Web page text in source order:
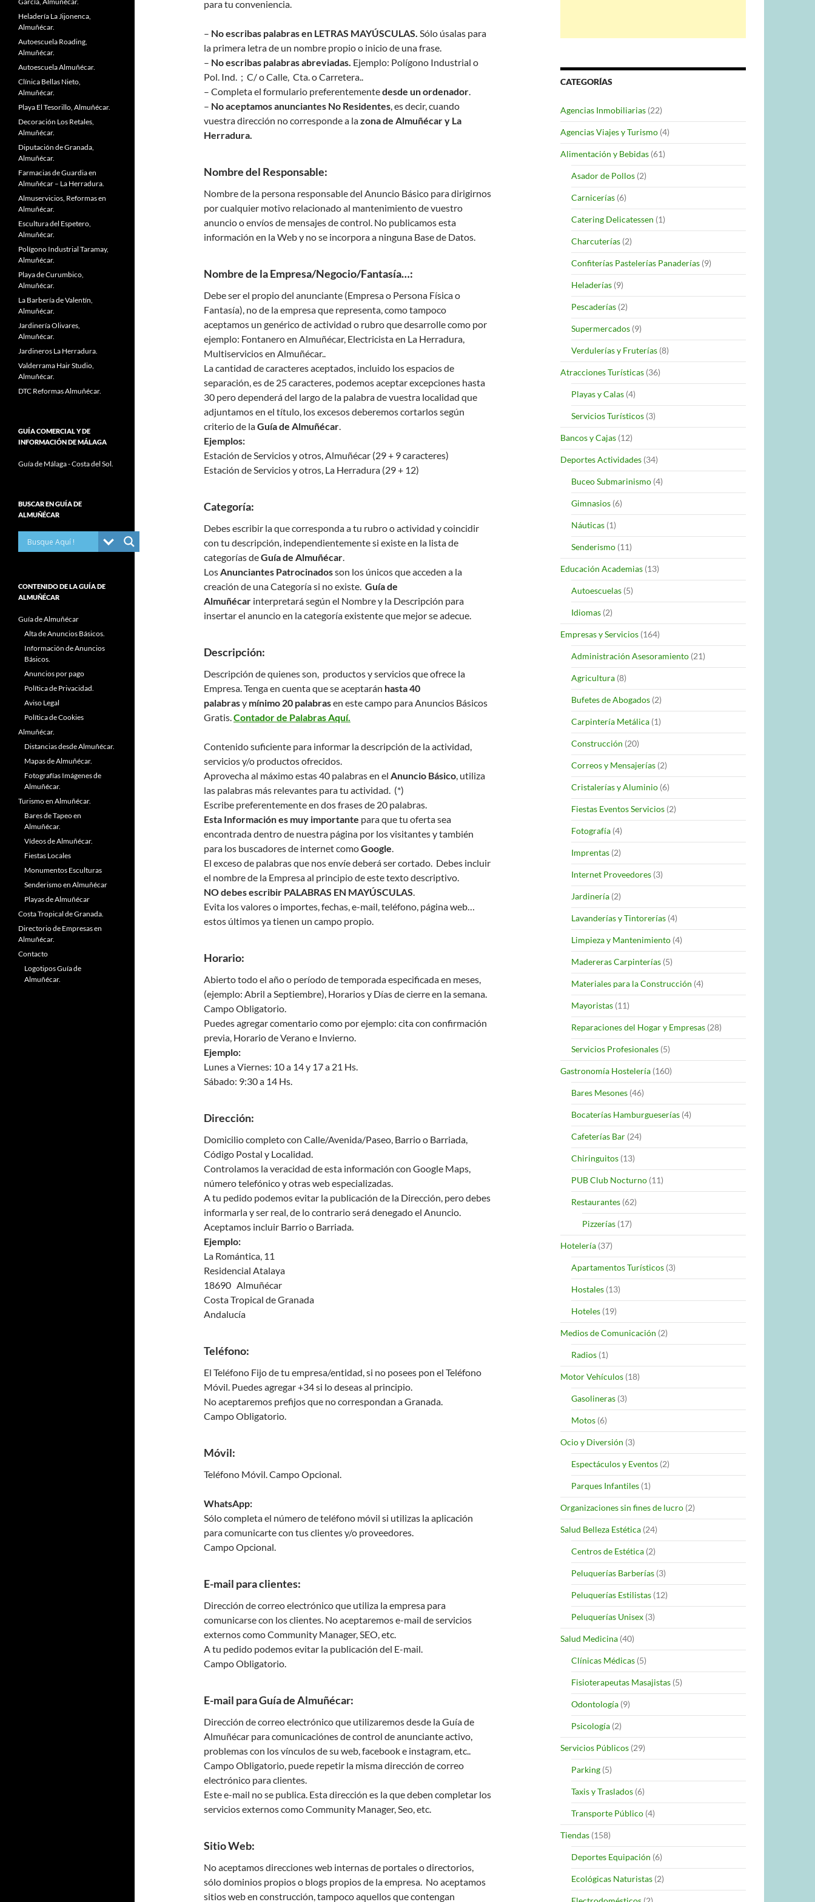
para tu conveniencia.
– No escribas palabras en LETRAS MAYÚSCULAS. Sólo úsalas para
la primera letra de un nombre propio o inicio de una frase.
– No escribas palabras abreviadas. Ejemplo: Polígono Industrial o
Pol. Ind. ; C/ o Calle, Cta. o Carretera..
– Completa el formulario preferentementedesde un ordenador.
– No aceptamos anunciantes No Residentes, es decir, cuando
vuestra dirección no corresponde a lazona de Almuñécar y La
Herradura.
Nombre del Responsable:
Nombre de la persona responsable del Anuncio Básico para dirigirnos
por cualquier motivo relacionado al mantenimiento de vuestro
anuncio o envíos de mensajes de control. No publicamos esta
información en la Web y no se incorpora a ninguna Base de Datos.
Nombre de la Empresa/Negocio/Fantasía…:
Debe ser el propio del anunciante (Empresa o Persona Física o
Fantasía), no de la empresa que representa, como tampoco
aceptamos un genérico de actividad o rubro que desarrolle como por
ejemplo: Fontanero en Almuñécar, Electricista en La Herradura,
Multiservicios en Almuñécar..
La cantidad de caracteres aceptados, incluido los espacios de
separación, es de 25 caracteres, podemos aceptar excepciones hasta
30 pero dependerá del largo de la palabra de vuestra localidad que
adjuntamos en el título, los excesos deberemos cortarlos según
criterio de laGuía de Almuñécar.
Ejemplos:
Estación de Servicios y otros, Almuñécar (29 + 9 caracteres)
Estación de Servicios y otros, La Herradura (29 + 12)
Categoría:
Debes escribir la que corresponda a tu rubro o actividad y coincidir
con tu descripción, independientemente si existe en la lista de
categorías deGuía de Almuñécar.
LosAnunciantes Patrocinadosson los únicos que acceden a la
creación de una Categoría si no existe. Guía de
Almuñécar interpretará según el Nombre y la Descripción para
insertar el anuncio en la categoría existente que mejor se adecue.
Descripción:
Descripción de quienes son, productos y servicios que ofrece la
Empresa. Tenga en cuenta que se aceptarán hasta 40
palabrasy mínimo 20 palabrasen este campo para Anuncios Básicos
Gratis.Contador de Palabras Aquí.
Contenido suficiente para informar la descripción de la actividad,
servicios y/o productos ofrecidos.
Aprovecha al máximo estas 40 palabras en el Anuncio Básico, utiliza
las palabras más relevantes para tu actividad. (*)
Escribe preferentemente en dos frases de 20 palabras.
Esta Información es muy importante para que tu oferta sea
encontrada dentro de nuestra página por los visitantes y también
para los buscadores de internet comoGoogle.
El exceso de palabras que nos envíe deberá ser cortado. Debes incluir
el nombre de la Empresa al principio de este texto descriptivo.
NO debes escribir PALABRAS EN MAYÚSCULAS.
Evita los valores o importes, fechas, e-mail, teléfono, página web…
estos últimos ya tienen un campo propio.
Horario:
Abierto todo el año o período de temporada especificada en meses,
(ejemplo: Abril a Septiembre), Horarios y Días de cierre en la semana.
Campo Obligatorio.
Puedes agregar comentario como por ejemplo: cita con confirmación
previa, Horario de Verano e Invierno.
Ejemplo:
Lunes a Viernes: 10 a 14 y 17 a 21 Hs.
Sábado: 9:30 a 14 Hs.
Dirección:
Domicilio completo con Calle/Avenida/Paseo, Barrio o Barriada,
Código Postal y Localidad.
Controlamos la veracidad de esta información con Google Maps,
número telefónico y otras web especializadas.
A tu pedido podemos evitar la publicación de la Dirección, pero debes
informarla y ser real, de lo contrario será denegado el Anuncio.
Aceptamos incluir Barrio o Barriada.
Ejemplo:
La Romántica, 11
Residencial Atalaya
18690 Almuñécar
Costa Tropical de Granada
Andalucía
Teléfono:
El Teléfono Fijo de tu empresa/entidad, si no posees pon el Teléfono
Móvil. Puedes agregar +34 si lo deseas al principio.
No aceptaremos prefijos que no correspondan a Granada.
Campo Obligatorio.
Móvil:
Teléfono Móvil. Campo Opcional.
WhatsApp:
Sólo completa el número de teléfono móvil si utilizas la aplicación
para comunicarte con tus clientes y/o proveedores.
Campo Opcional.
E-mail para clientes:
Dirección de correo electrónico que utiliza la empresa para
comunicarse con los clientes. No aceptaremos e-mail de servicios
externos como Community Manager, SEO, etc.
A tu pedido podemos evitar la publicación del E-mail.
Campo Obligatorio.
E-mail para Guía de Almuñécar:
Dirección de correo electrónico que utilizaremos desde la Guía de
Almuñécar para comunicaciónes de control de anunciante activo,
problemas con los vínculos de su web, facebook e instagram, etc..
Campo Obligatorio, puede repetir la misma dirección de correo
electrónico para clientes.
Este e-mail no se publica. Esta dirección es la que deben completar los
servicios externos como Community Manager, Seo, etc.
Sitio Web:
No aceptamos direcciones web internas de portales o directorios,
sólo dominios propios o blogs propios de la empresa. No aceptamos
sitios web en construcción, tampoco aquellos que contengan
CATEGORÍAS
Agencias Inmobiliarias (22)
Agencias Viajes y Turismo (4)
Alimentación y Bebidas (61)
Asador de Pollos (2)
Carnicerías (6)
Catering Delicatessen (1)
Charcuterías (2)
Confiterías Pastelerías Panaderías (9)
Heladerías (9)
Pescaderías (2)
Supermercados (9)
Verdulerías y Fruterías (8)
Atracciones Turísticas (36)
Playas y Calas (4)
Servicios Turísticos (3)
Bancos y Cajas (12)
Deportes Actividades (34)
Buceo Submarinismo (4)
Gimnasios (6)
Náuticas (1)
Senderismo (11)
Educación Academias (13)
Autoescuelas (5)
Idiomas (2)
Empresas y Servicios (164)
Administración Asesoramiento (21)
Agricultura (8)
Bufetes de Abogados (2)
Carpintería Metálica (1)
Construcción (20)
Correos y Mensajerías (2)
Cristalerías y Aluminio (6)
Fiestas Eventos Servicios (2)
Fotografía (4)
Imprentas (2)
Internet Proveedores (3)
Jardinería (2)
Lavanderías y Tintorerías (4)
Limpieza y Mantenimiento (4)
Madereras Carpinterías (5)
Materiales para la Construcción (4)
Mayoristas (11)
Reparaciones del Hogar y Empresas (28)
Servicios Profesionales (5)
Gastronomía Hostelería (160)
Bares Mesones (46)
Bocaterías Hamburgueserías (4)
Cafeterías Bar (24)
Chiringuitos (13)
PUB Club Nocturno (11)
Restaurantes (62)
Pizzerías (17)
Hotelería (37)
Apartamentos Turísticos (3)
Hostales (13)
Hoteles (19)
Medios de Comunicación (2)
Radios (1)
Motor Vehículos (18)
Gasolineras (3)
Motos (6)
Ocio y Diversión (3)
Espectáculos y Eventos (2)
Parques Infantiles (1)
Organizaciones sin fines de lucro (2)
Salud Belleza Estética (24)
Centros de Estética (2)
Peluquerías Barberías (3)
Peluquerías Estilistas (12)
Peluquerías Unisex (3)
Salud Medicina (40)
Clínicas Médicas (5)
Fisioterapeutas Masajistas (5)
Odontología (9)
Psicología (2)
Servicios Públicos (29)
Parking (5)
Taxis y Traslados (6)
Transporte Público (4)
Tiendas (158)
Deportes Equipación (6)
Ecológicas Naturistas (2)
Heladería La Jijonenca,
Almuñécar.
Autoescuela Roading,
Almuñécar.
Autoescuela Almuñécar.
Clínica Bellas Nieto,
Almuñécar.
Playa El Tesorillo, Almuñécar.
Decoración Los Retales,
Almuñécar.
Diputación de Granada,
Almuñécar.
Farmacias de Guardia en
Almuñécar – La Herradura.
Almuservicios, Reformas en
Almuñécar.
Escultura del Espetero,
Almuñécar.
Polígono Industrial Taramay,
Almuñécar.
Playa de Curumbico,
Almuñécar.
La Barbería de Valentín,
Almuñécar.
Jardinería Olivares,
Almuñécar.
Jardineros La Herradura.
Valderrama Hair Studio,
Almuñécar.
DTC Reformas Almuñécar.
GUÍA COMERCIAL Y DE
INFORMACIÓN DE MÁLAGA
Guía de Málaga - Costa del Sol.
BUSCAR EN GUÍA DE
ALMUÑÉCAR
CONTENIDO DE LA GUÍA DE
ALMUÑÉCAR
Guía de Almuñécar
Alta de Anuncios Básicos.
Información de Anuncios
Básicos.
Anuncios por pago
Política de Privacidad.
Aviso Legal
Política de Cookies
Almuñécar.
Distancias desde Almuñécar.
Mapas de Almuñécar.
Fotografías Imágenes de
Almuñécar.
Turismo en Almuñécar.
Bares de Tapeo en
Almuñécar.
Vídeos de Almuñécar.
Fiestas Locales
Monumentos Esculturas
Senderismo en Almuñécar
Playas de Almuñécar
Costa Tropical de Granada.
Directorio de Empresas en
Almuñécar.
Contacto
Logotipos Guía de
Almuñécar.